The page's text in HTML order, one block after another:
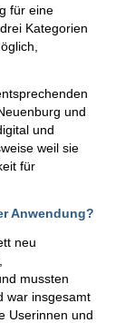
für eine
Kategorien
und
und
weil sie
für
Anwendung?
neu
mussten
war insgesamt
Userinnen und